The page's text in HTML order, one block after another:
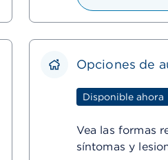
Opciones de
Disponible ahora
Vea las formas
síntomas y